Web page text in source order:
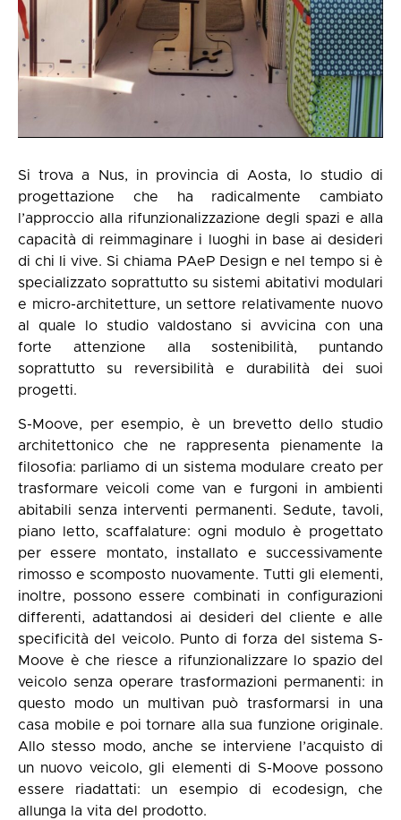
Si trova a Nus, in provincia di Aosta, lo studio di
progettazione che ha radicalmente cambiato
l’approccio alla rifunzionalizzazione degli spazi e alla
capacità di reimmaginare i luoghi in base ai desideri
di chi li vive. Si chiama PAeP Design e nel tempo si è
specializzato soprattutto su sistemi abitativi modulari
e micro-architetture, un settore relativamente nuovo
al quale lo studio valdostano si avvicina con una
forte attenzione alla sostenibilità, puntando
soprattutto su reversibilità e durabilità dei suoi
progetti.
S-Moove, per esempio, è un brevetto dello studio
architettonico che ne rappresenta pienamente la
filosofia: parliamo di un sistema modulare creato per
trasformare veicoli come van e furgoni in ambienti
abitabili senza interventi permanenti. Sedute, tavoli,
piano letto, scaffalature: ogni modulo è progettato
per essere montato, installato e successivamente
rimosso e scomposto nuovamente. Tutti gli elementi,
inoltre, possono essere combinati in configurazioni
differenti, adattandosi ai desideri del cliente e alle
specificità del veicolo. Punto di forza del sistema S-
Moove è che riesce a rifunzionalizzare lo spazio del
veicolo senza operare trasformazioni permanenti: in
questo modo un multivan può trasformarsi in una
casa mobile e poi tornare alla sua funzione originale.
Allo stesso modo, anche se interviene l’acquisto di
un nuovo veicolo, gli elementi di S-Moove possono
essere riadattati: un esempio di ecodesign, che
allunga la vita del prodotto.